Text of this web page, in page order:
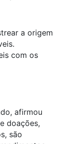
a origem
com os
afirmou
doações,
são